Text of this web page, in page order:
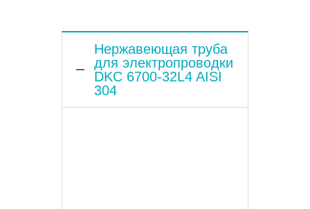
Нержавеющая труба
для электропроводки
DKC 6700-32L4 AISI
304